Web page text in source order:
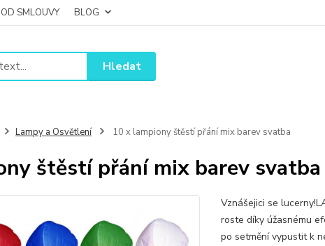
SMLOUVY BLOG
Hledat
Lampy a Osvětlení 10 x lampiony štěstí přání mix barev svatba
štěstí přání mix barev svatba
Vznášejici se
roste díky úžasnému
po setmění vypustit k